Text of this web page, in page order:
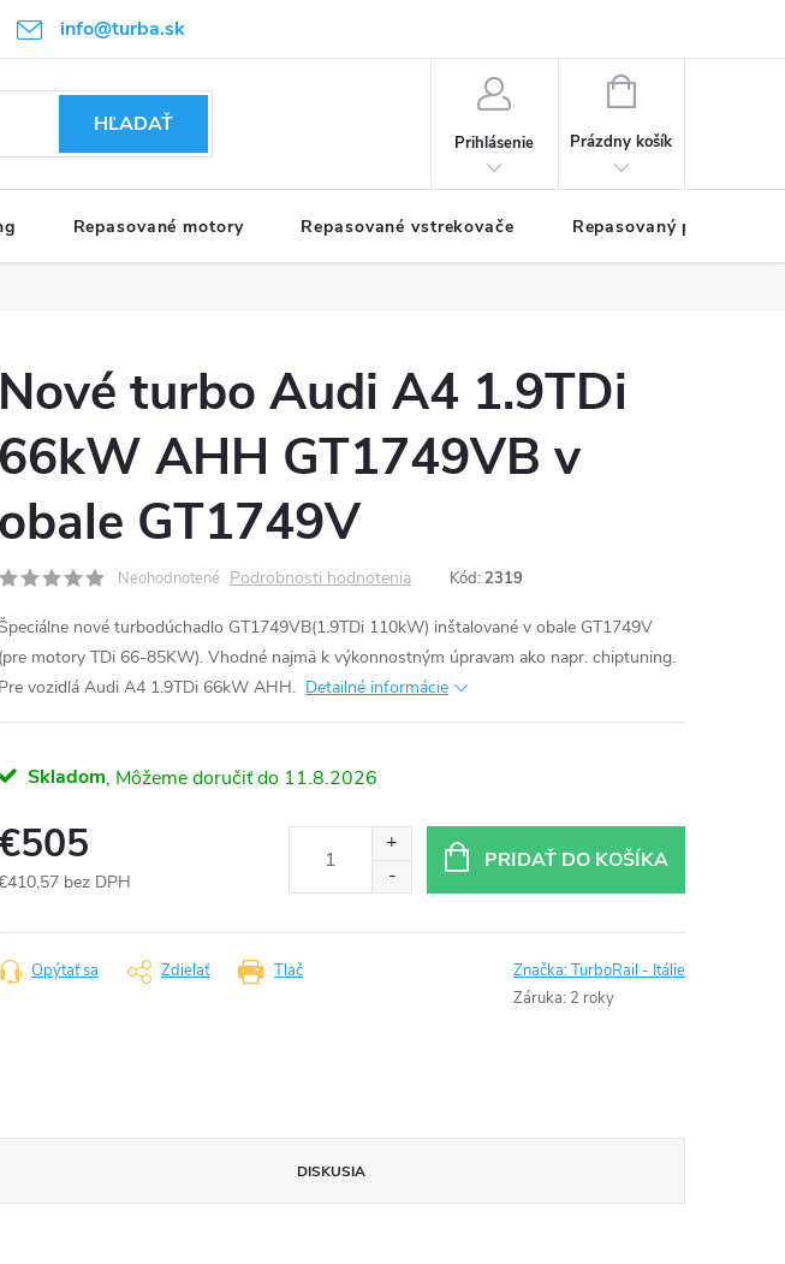
info@turba.sk
HĽADAŤ
Prihlásenie
NÁKUPNÝ
Prázdny košík
Repasované motory Repasované vstrekovače Repasovaný pohon TDM
Nové turbo Audi A4 1.9TDi
66kW AHH GT1749VB v
obale GT1749V
Neohodnotené Podrobnosti hodnotenia Kód: 2319
Špeciálne nové turbodúchadlo GT1749VB(1.9TDi 110kW) inštalované v obale GT1749V
(pre motory TDi 66-85KW). Vhodné najmä k výkonnostným úpravam ako napr. chiptuning.
Pre vozidlá Audi A4 1.9TDi 66kW AHH. Detailné informácie
Skladom 11.8.2026
bez DPH
PRIDAŤ DO KOŠÍKA
Tlač
Opýtať sa Zdieľať Značka:TurboRail - Itálie
Záruka: 2 roky
DISKUSIA